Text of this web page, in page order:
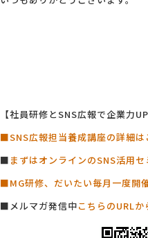
【社員研修とSNS広報で企業力
■SNS広報担当養成講座の詳細は
■ まずはオンラインのSNS活用セ
■MG研修、だいたい毎月一度開
■メルマガ発信中こちらのURLか